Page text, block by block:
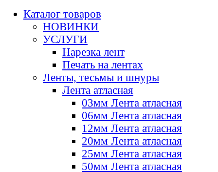
Каталог товаров
НОВИНКИ
УСЛУГИ
Нарезка лент
Печать на лентах
Ленты, тесьмы и шнуры
Лента атласная
03мм Лента атласная
06мм Лента атласная
12мм Лента атласная
20мм Лента атласная
25мм Лента атласная
50мм Лента атласная